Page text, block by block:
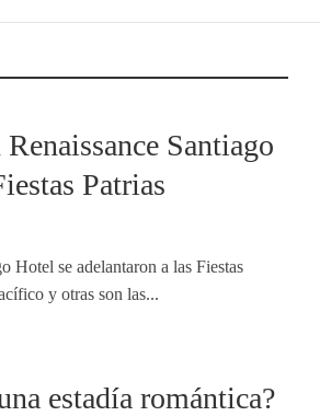
Santiago
Patrias
Hotel se adelantaron a las Fiestas
y otras son las...
estadía romántica?